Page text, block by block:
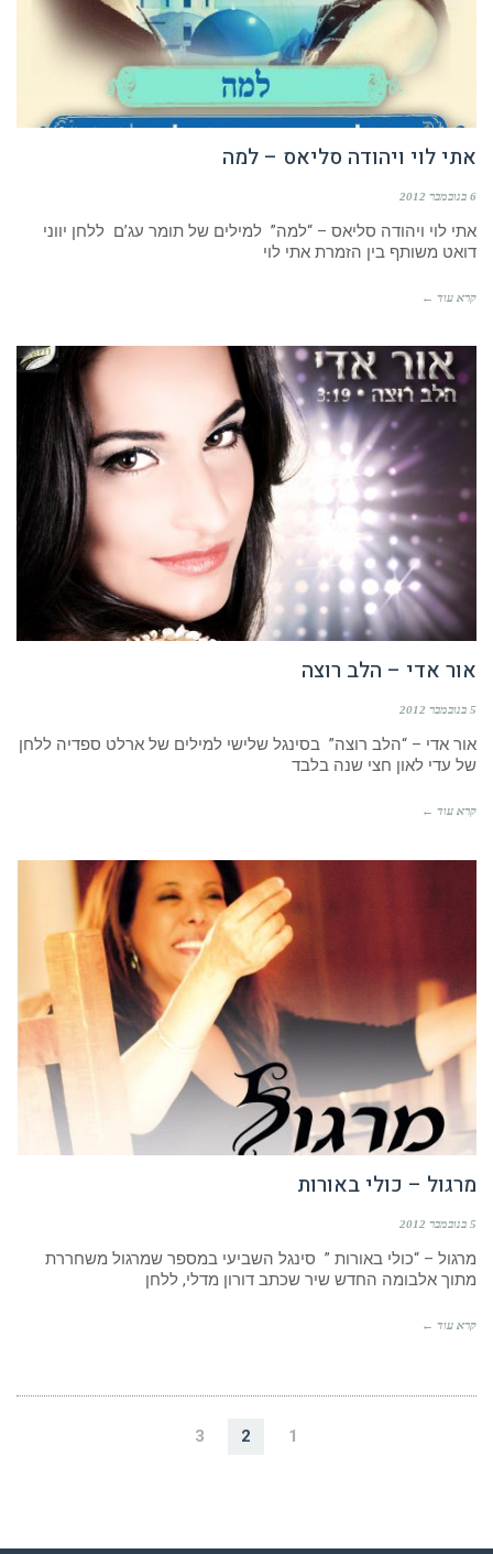
אתי לוי ויהודה סליאס – למה
6 בנובמבר 2012
אתי לוי ויהודה סליאס – “למה” למילים של תומר עג’ם ללחן יווני
דואט משותף בין הזמרת אתי לוי
קרא עוד ←
אור אדי – הלב רוצה
5 בנובמבר 2012
אור אדי – “הלב רוצה” בסינגל שלישי למילים של ארלט ספדיה ללחן
של עדי לאון חצי שנה בלבד
קרא עוד ←
מרגול – כולי באורות
5 בנובמבר 2012
מרגול – “כולי באורות ” סינגל השביעי במספר שמרגול משחררת
מתוך אלבומה החדש שיר שכתב דורון מדלי, ללחן
קרא עוד ←
1
2
3